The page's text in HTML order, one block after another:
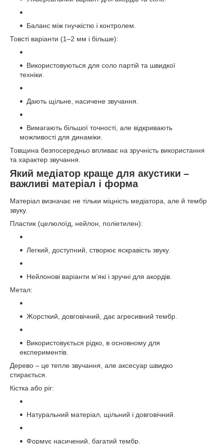
Баланс між гнучкістю і контролем.
Товсті варіанти (1–2 мм і більше):
Використовуються для соло партій та швидкої
техніки.
Дають щільне, насичене звучання.
Вимагають більшої точності, але відкривають
можливості для динаміки.
Товщина безпосередньо впливає на зручність використання
та характер звучання.
Який медіатор краще для акустики –
важливі матеріал і форма
Матеріал визначає не тільки міцність медіатора, але й тембр
звуку.
Пластик (целюлоїд, нейлон, поліетилен):
Легкий, доступний, створює яскравість звуку.
Нейлонові варіанти м’які і зручні для акордів.
Метал:
Жорсткий, довговічний, дає агресивний тембр.
Використовується рідко, в основному для
експериментів.
Дерево – це тепле звучання, але аксесуар швидко
стирається.
Кістка або ріг:
Натуральний матеріал, щільний і довговічний.
Формує насичений, багатий тембр.